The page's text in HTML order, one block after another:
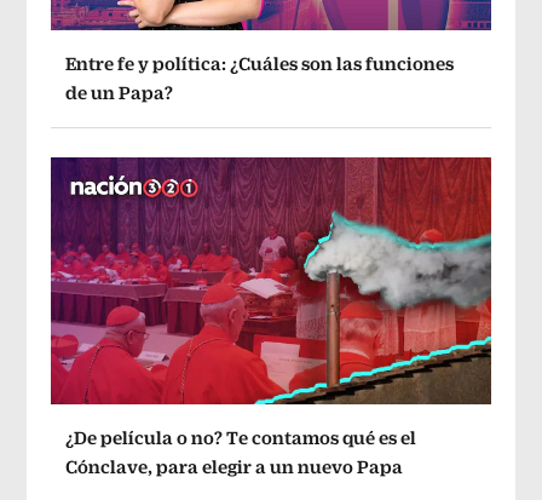
Entre fe y política: ¿Cuáles son las funciones
de un Papa?
¿De película o no? Te contamos qué es el
Cónclave, para elegir a un nuevo Papa